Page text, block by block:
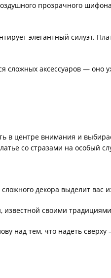
прозрачного
элегантный силуэт.
сложных аксессуаров — оно
в центре внимания и
со стразами на особый
декора выделит вас
известной своими
над тем, что надеть